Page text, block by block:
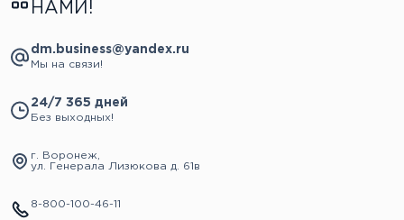
НАМИ!
dm.business@yandex.ru
Мы на связи!
24/7 365 дней
Без выходных!
г. Воронеж,
ул. Генерала Лизюкова д. 61в
8-800-100-46-11